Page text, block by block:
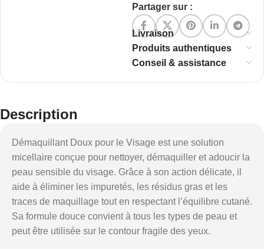
Partager sur :
Livraison
Produits authentiques
Conseil & assistance
Description
Démaquillant Doux pour le Visage est une solution
micellaire conçue pour nettoyer, démaquiller et adoucir la
peau sensible du visage. Grâce à son action délicate, il
aide à éliminer les impuretés, les résidus gras et les
traces de maquillage tout en respectant l’équilibre cutané.
Sa formule douce convient à tous les types de peau et
peut être utilisée sur le contour fragile des yeux.